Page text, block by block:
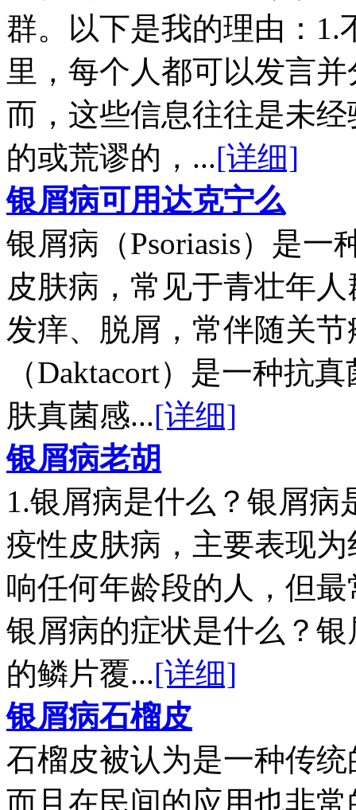
群。以下是我的理由：1.
里，每个人都可以发言
而，这些信息往往是未
的或荒谬的，...[详细]
银屑病可用达克宁么
银屑病（Psoriasis）是
皮肤病，常见于青壮年
发痒、脱屑，常伴随关
（Daktacort）是一种抗
肤真菌感...[详细]
银屑病老胡
1.银屑病是什么？银屑
疫性皮肤病，主要表现
响任何年龄段的人，但
银屑病的症状是什么？
的鳞片覆...[详细]
银屑病石榴皮
石榴皮被认为是一种传
而且在民间的应用也非